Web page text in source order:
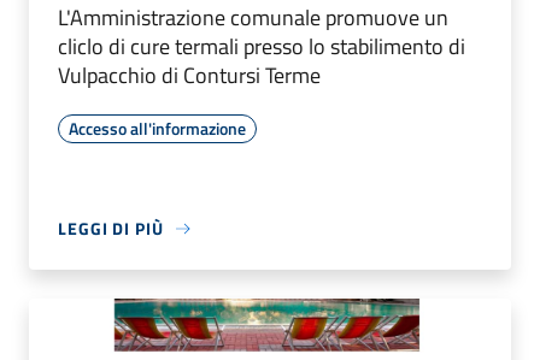
L'Amministrazione comunale promuove un
cliclo di cure termali presso lo stabilimento di
Vulpacchio di Contursi Terme
Accesso all'informazione
LEGGI DI PIÙ